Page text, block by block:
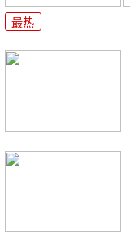
最热